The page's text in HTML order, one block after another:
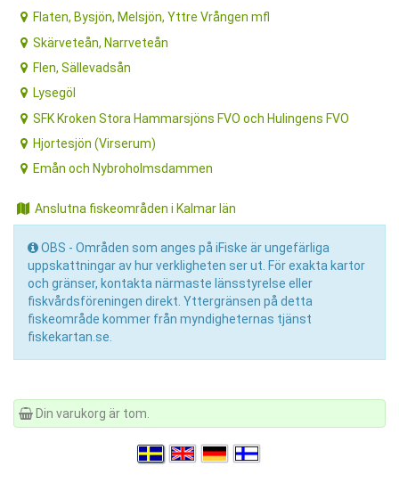
Flaten, Bysjön, Melsjön, Yttre Vrången mfl
Skärveteån, Narrveteån
Flen, Sällevadsån
Lysegöl
SFK Kroken Stora Hammarsjöns FVO och Hulingens FVO
Hjortesjön (Virserum)
Emån och Nybroholmsdammen
Anslutna fiskeområden i Kalmar län
OBS - Områden som anges på iFiske är ungefärliga
uppskattningar av hur verkligheten ser ut. För exakta kartor
och gränser, kontakta närmaste länsstyrelse eller
fiskvårdsföreningen direkt. Yttergränsen på detta
fiskeområde kommer från myndigheternas tjänst
fiskekartan.se.
Din varukorg är tom.